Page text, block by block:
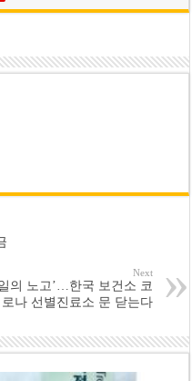
Next
의 노고’…한국 보건소 코
로나 선별진료소 문 닫는다